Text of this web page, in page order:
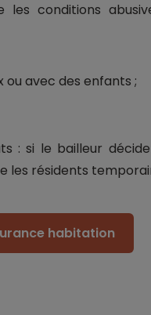
les conditions
ou avec des enfants ;
: si le bailleur
les résidents
habitation